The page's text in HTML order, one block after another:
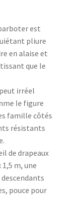
est
pliure
en alaise et
que le
irréel
le figure
famille côtés
résistants
de drapeaux
m, une
pouce pour